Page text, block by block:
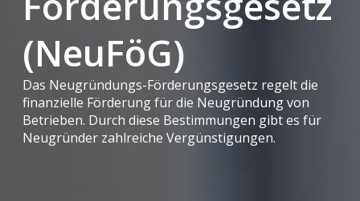
(NeuFöG)
Das Neugründungs-Förderungsgesetz regelt die
finanzielle Förderung für die Neugründung von
Betrieben. Durch diese Bestimmungen gibt es für
Neugründer zahlreiche Vergünstigungen.